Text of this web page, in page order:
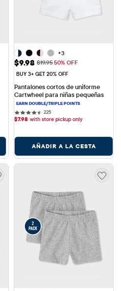
+3
Precio de venta: $9.98
$9.98 Precio original: $19.95
$19.9550% OFF
BUY 3+ GET 20% OFF
Pantalones cortos de uniforme
Cartwheel para niñas pequeñas
225225 reviews
$7.98 with store pickup only
AÑADIR A LA CESTA